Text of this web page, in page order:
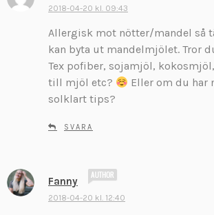
k
i
v
e
r
:
2018-04-20 kl. 09:43
Allergisk mot nötter/mandel så
kan byta ut mandelmjölet. Tror
Tex pofiber, sojamjöl,
till mjöl etc?
Eller om du har
solklart tips?
SVARA
Fanny
2018-04-20 kl. 12:40